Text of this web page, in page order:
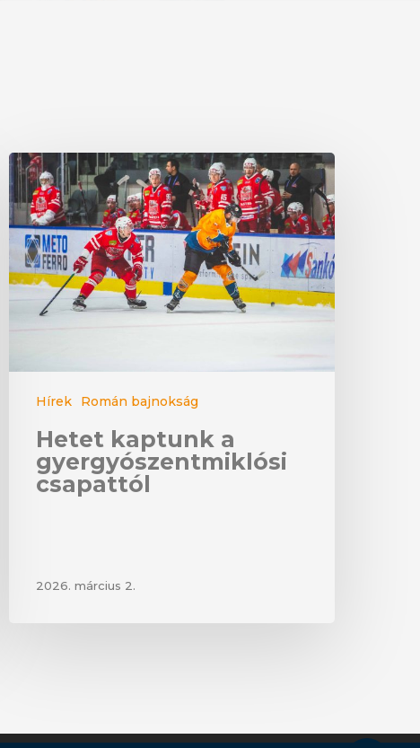
Hírek Román bajnokság
Hetet kaptunk a
gyergyószentmiklósi
csapattól
2026. március 2.